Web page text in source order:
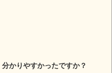
かりやすかったですか？